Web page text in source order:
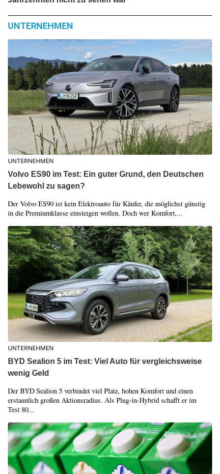
UNTERNEHMEN
UNTERNEHMEN
Volvo ES90 im Test: Ein guter Grund, den Deutschen
Lebewohl zu sagen?
Der Volvo ES90 ist kein Elektroauto für Käufer, die möglichst günstig
in die Premiumklasse einsteigen wollen. Doch wer Komfort,...
UNTERNEHMEN
BYD Sealion 5 im Test: Viel Auto für vergleichsweise
wenig Geld
Der BYD Sealion 5 verbindet viel Platz, hohen Komfort und einen
erstaunlich großen Aktionsradius. Als Plug-in-Hybrid schafft er im
Test 80...